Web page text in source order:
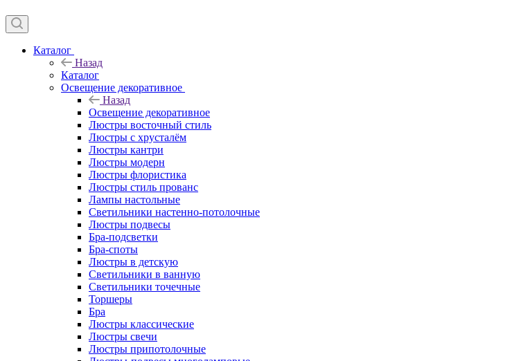
Каталог
Назад
Каталог
Освещение декоративное
Назад
Освещение декоративное
Люстры восточный стиль
Люстры с хрусталём
Люстры кантри
Люстры модерн
Люстры флористика
Люстры стиль прованс
Лампы настольные
Светильники настенно-потолочные
Люстры подвесы
Бра-подсветки
Бра-споты
Люстры в детскую
Светильники в ванную
Светильники точечные
Торшеры
Бра
Люстры классические
Люстры свечи
Люстры припотолочные